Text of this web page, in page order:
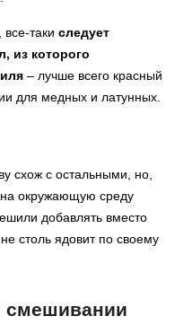
все-такиследует
из которого
– лучше всего красный
для медных и латунных.
схож с остальными, но,
на окружающую среду
добавлять вместо
столь ядовит по своему
смешивании